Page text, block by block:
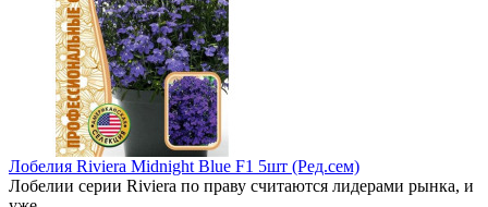
Лобелия Riviera Midnight Blue F1 5шт (Ред.сем)
Лобелии серии Riviera по праву считаются лидерами рынка, и